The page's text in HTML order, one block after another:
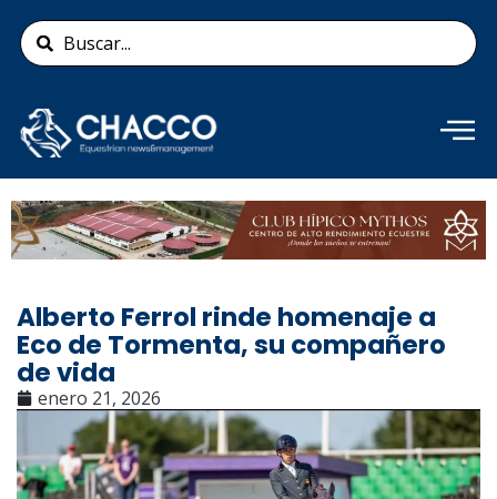
contenido
Search
...
Añade aquí tu texto de
cabecera
Alberto Ferrol rinde homenaje a
Eco de Tormenta, su compañero
de vida
enero 21, 2026